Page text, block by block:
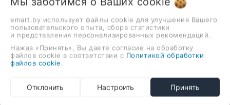
N9439
358,00 руб.
45.5x45.5 см, с одной
чашей, накладной,
крепление на
Умывальник CeramaLux
C1107
351,00 руб.
35.5x35.5 см, чаша,
накладной, санитарная
на столешницу
emart.by использует файлы cookie для улучшения Вашего
пользовательского опыта, сбора статистики
и представления персонализированных рекомендаций.
Нажав «Принять», Вы даете согласие на обработку
файлов cookie в соответствии с Политикой обработки
файлов cookie
Отклонить Настроить Принять